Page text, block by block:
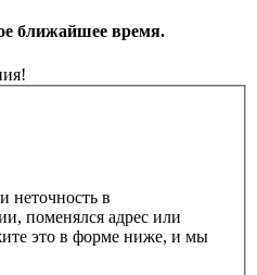
ближайшее время.
в
поменялся адрес или
это в форме ниже, и мы